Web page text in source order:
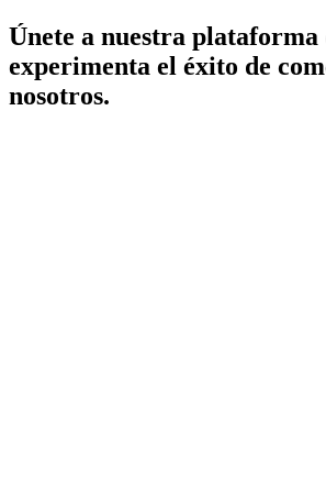
Únete a nuestra plataforma
experimenta el éxito de
nosotros.